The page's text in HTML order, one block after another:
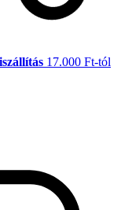
17.000 Ft-tól